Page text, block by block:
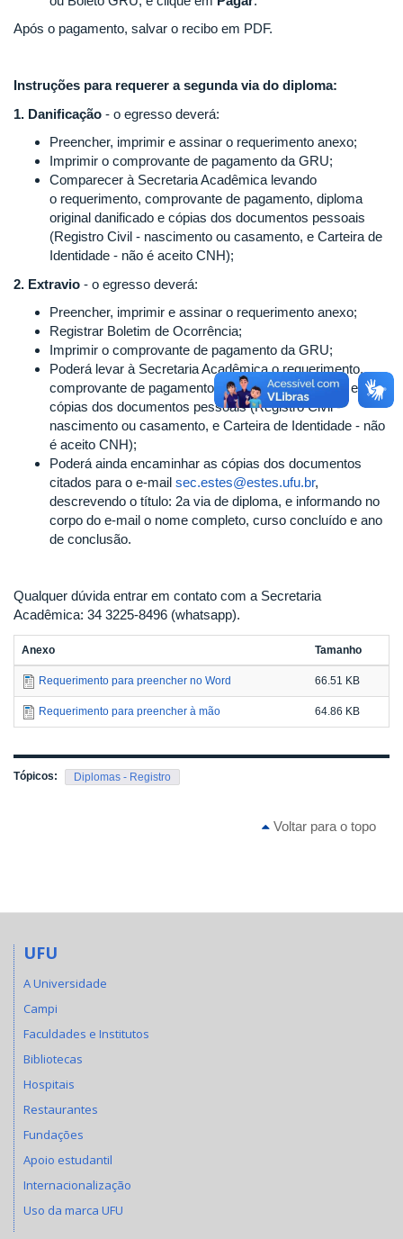
Após o pagamento, salvar o recibo em PDF.
Instruções para requerer a segunda via do diploma:
1. Danificação - o egresso deverá:
Preencher, imprimir e assinar o requerimento anexo;
Imprimir o comprovante de pagamento da GRU;
Comparecer à Secretaria Acadêmica levando
o requerimento, comprovante de pagamento, diploma
original danificado e cópias dos documentos pessoais
(Registro Civil - nascimento ou casamento, e Carteira de
Identidade - não é aceito CNH);
2. Extravio - o egresso deverá:
Preencher, imprimir e assinar o requerimento anexo;
Registrar Boletim de Ocorrência;
Imprimir o comprovante de pagamento da GRU;
Poderá levar à Secretaria Acadêmica o requerimento,
comprovante de pagamento, boletim de ocorrência e
cópias dos documentos pessoais (Registro Civil -
nascimento ou casamento, e Carteira de Identidade - não
é aceito CNH);
Poderá ainda encaminhar as cópias dos documentos
citados para o e-mail sec.estes@estes.ufu.br,
descrevendo o título: 2a via de diploma, e informando no
corpo do e-mail o nome completo, curso concluído e ano
de conclusão.
Qualquer dúvida entrar em contato com a Secretaria
Acadêmica: 34 3225-8496 (whatsapp).
Anexo Tamanho
Requerimento para preencher no Word 66.51 KB
Requerimento para preencher à mão 64.86 KB
Tópicos: Diplomas - Registro
Voltar para o topo
UFU
A Universidade
Campi
Faculdades e Institutos
Bibliotecas
Hospitais
Restaurantes
Fundações
Apoio estudantil
Internacionalização
Uso da marca UFU